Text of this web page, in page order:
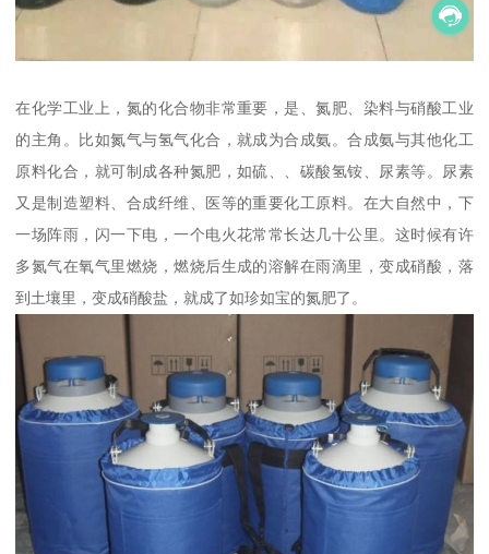
在化学工业上，氮的化合物非常重要，是、氮肥、染料与硝酸工业
的主角。比如氮气与氢气化合，就成为合成氨。合成氨与其他化工
原料化合，就可制成各种氮肥，如硫、、碳酸氢铵、尿素等。尿素
又是制造塑料、合成纤维、医等的重要化工原料。在大自然中，下
一场阵雨，闪一下电，一个电火花常常长达几十公里。这时候有许
多氮气在氧气里燃烧，燃烧后生成的溶解在雨滴里，变成硝酸，落
到土壤里，变成硝酸盐，就成了如珍如宝的氮肥了。